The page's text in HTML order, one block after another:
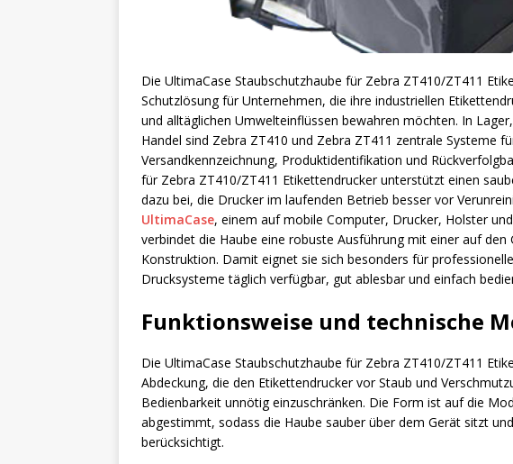
Die UltimaCase Staubschutzhaube für Zebra ZT410/ZT411
Schutzlösung für Unternehmen, die ihre industriellen
und alltäglichen Umwelteinflüssen bewahren möchten. In
Handel sind Zebra ZT410 und Zebra ZT411 zentrale Systeme
Versandkennzeichnung, Produktidentifikation und
für Zebra ZT410/ZT411 Etikettendrucker unterstützt einen
dazu bei, die Drucker im laufenden Betrieb besser vor
UltimaCase, einem auf mobile Computer, Drucker, Holster
verbindet die Haube eine robuste Ausführung mit einer auf
Konstruktion. Damit eignet sie sich besonders für
Drucksysteme täglich verfügbar, gut ablesbar und einfach
Funktionsweise und technische
Die UltimaCase Staubschutzhaube für Zebra ZT410/ZT411
Abdeckung, die den Etikettendrucker vor Staub und
Bedienbarkeit unnötig einzuschränken. Die Form ist auf die
abgestimmt, sodass die Haube sauber über dem Gerät sitzt
berücksichtigt.